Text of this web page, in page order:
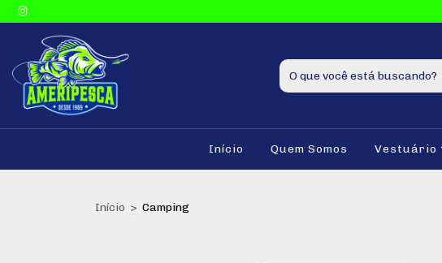
Início Quem Somos Vestuário
Início > Camping